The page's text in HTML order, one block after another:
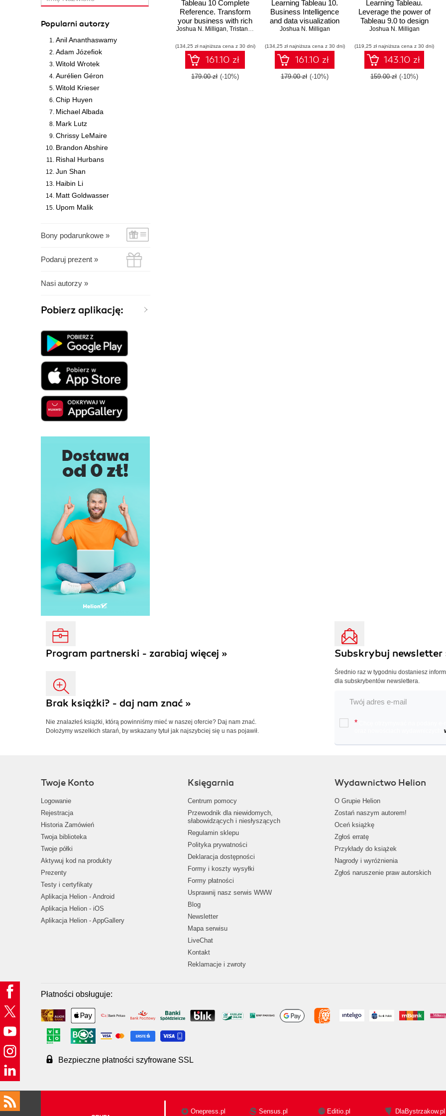
Popularni autorzy
Anil Ananthaswamy
Adam Józefiok
Witold Wrotek
Aurélien Géron
Witold Krieser
Chip Huyen
Michael Albada
Mark Lutz
Chrissy LeMaire
Brandon Abshire
Rishal Hurbans
Jun Shan
Haibin Li
Matt Goldwasser
Upom Malik
Bony podarunkowe »
Podaruj prezent »
Nasi autorzy »
Pobierz aplikację:
Tableau 10 Complete
Reference. Transform
your business with rich
data visualizations and
with Tableau 10
Joshua N. Milligan, Tristan Guillevin
(134,25 zł najniższa cena z 30 dni)
161.10 zł
179.00 zł (-10%)
Learning Tableau 10.
Business Intelligence
and data visualization
that brings your
Second Edition
Joshua N. Milligan
(134,25 zł najniższa cena z 30 dni)
161.10 zł
179.00 zł (-10%)
Learning Tableau.
Leverage the power of
Tableau 9.0 to design
rich data visualizations
interactive dashboards
Joshua N. Milligan
(119,25 zł najniższa cena z 30 dni)
143.10 zł
159.00 zł (-10%)
Program partnerski - zarabiaj więcej »
Brak książki? - daj nam znać »
Nie znalazłeś książki, którą powinniśmy mieć w naszej ofercie? Daj nam znać.
Dołożymy wszelkich starań, by wskazany tytuł jak najszybciej się u nas pojawił.
Subskrybuj newsletter
Średnio raz w tygodniu dostaniesz
dla subskrybentów newslettera.
*
Twoje Konto
Logowanie
Rejestracja
Historia Zamówień
Twoja biblioteka
Twoje półki
Aktywuj kod na produkty
Prezenty
Testy i certyfikaty
Aplikacja Helion - Android
Aplikacja Helion - iOS
Aplikacja Helion - AppGallery
Księgarnia
Centrum pomocy
Przewodnik dla niewidomych,
słabowidzących i niesłyszących
Regulamin sklepu
Polityka prywatności
Deklaracja dostępności
Formy i koszty wysyłki
Formy płatności
Usprawnij nasz serwis WWW
Blog
Newsletter
Mapa serwisu
LiveChat
Kontakt
Reklamacje i zwroty
Wydawnictwo Helion
O Grupie Helion
Zostań naszym autorem!
Oceń książkę
Zgłoś erratę
Przykłady do książek
Nagrody i wyróżnienia
Zgłoś naruszenie praw autorskich
Płatności obsługuje:
Bezpieczne płatności szyfrowane SSL
Onepress.pl Sensus.pl Editio.pl DlaBystrzakow.pl